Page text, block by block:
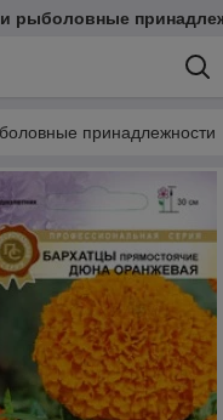
рыболовные
принадлежности